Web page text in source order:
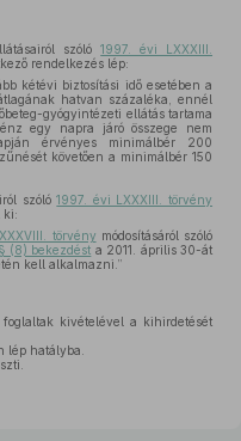
szóló1997. évi LXXXIII.
rendelkezés lép:
kétévi biztosítási idő esetében a
hatvan százaléka, ennél
gyógyintézeti ellátás tartama
egy napra járó összege nem
érvényes minimálbér 200
követően a minimálbér 150
szóló1997. évi LXXXIII. törvény
ki:
törvény módosításáról szóló
(8) bekezdést a 2011. április 30-át
kell alkalmazni.”
foglaltak kivételével a kihirdetését
lép hatályba.